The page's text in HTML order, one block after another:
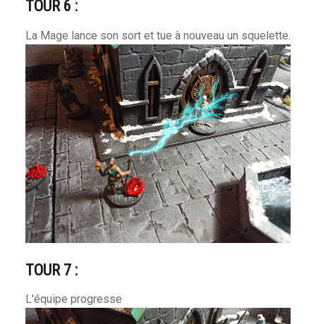
TOUR 6 :
La Mage lance son sort et tue à nouveau un squelette.
TOUR 7 :
L'équipe progresse